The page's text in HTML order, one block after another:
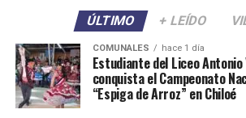
ÚLTIMO + LEÍDO
COMUNALES hace 1 día
Estudiante del Liceo Antonio
conquista el Campeonato
“Espiga de Arroz” en Chiloé